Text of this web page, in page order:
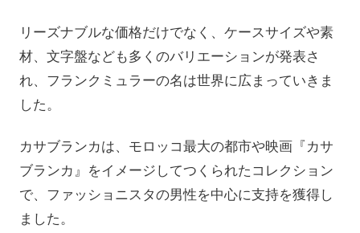
リーズナブルな価格だけでなく、ケースサイズや素
材、文字盤なども多くのバリエーションが発表さ
れ、フランクミュラーの名は世界に広まっていきま
した。
カサブランカは、モロッコ最大の都市や映画『カサ
ブランカ』をイメージしてつくられたコレクション
で、ファッショニスタの男性を中心に支持を獲得し
ました。